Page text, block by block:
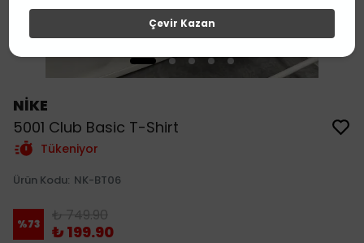
NİKE
5001 Club Basic T-Shirt
Tükeniyor
Ürün Kodu: NK-BT06
%73 ₺ 749.90
₺ 199.90
Çevir Kazan